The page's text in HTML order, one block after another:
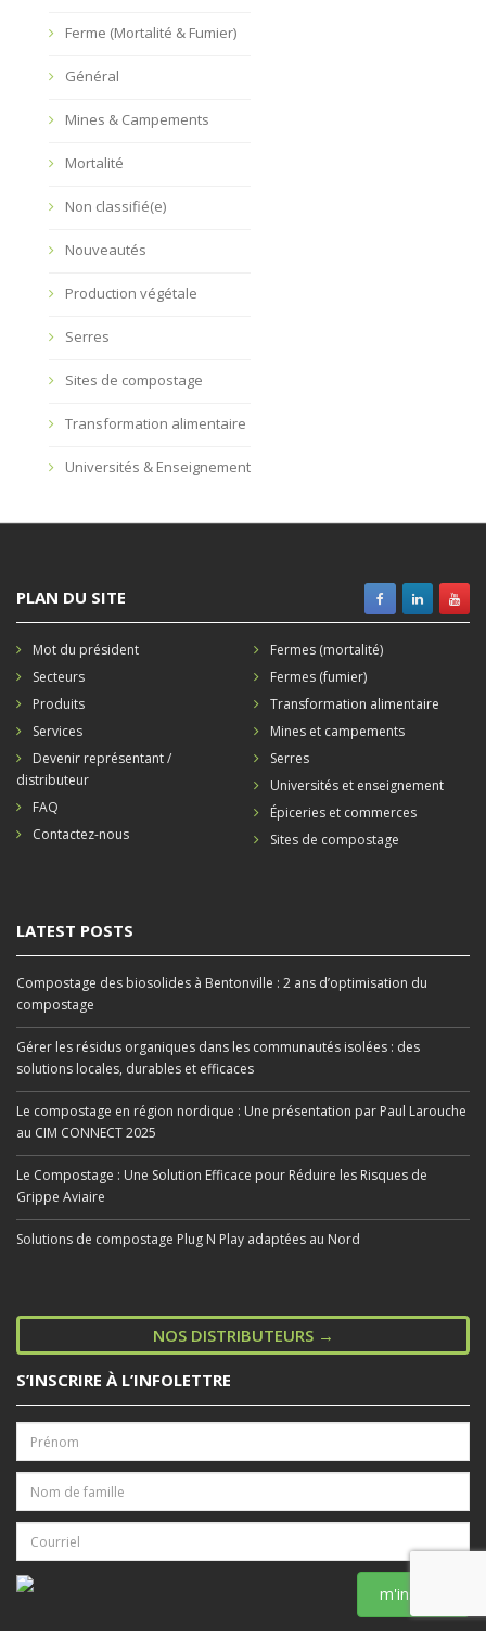
Ferme (Mortalité & Fumier)
Général
Mines & Campements
Mortalité
Non classifié(e)
Nouveautés
Production végétale
Serres
Sites de compostage
Transformation alimentaire
Universités & Enseignement
PLAN DU SITE
Mot du président
Secteurs
Produits
Services
Devenir représentant /
distributeur
FAQ
Contactez-nous
Fermes (mortalité)
Fermes (fumier)
Transformation alimentaire
Mines et campements
Serres
Universités et enseignement
Épiceries et commerces
Sites de compostage
LATEST POSTS
Compostage des biosolides à Bentonville : 2 ans d’optimisation du
compostage
Gérer les résidus organiques dans les communautés isolées : des
solutions locales, durables et efficaces
Le compostage en région nordique : Une présentation par Paul Larouche
au CIM CONNECT 2025
Le Compostage : Une Solution Efficace pour Réduire les Risques de
Grippe Aviaire
Solutions de compostage Plug N Play adaptées au Nord
NOS DISTRIBUTEURS →
S’INSCRIRE À L’INFOLETTRE
m'inscrire